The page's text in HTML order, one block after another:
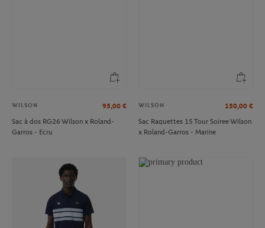
WILSON 95,00 €
Sac à dos RG26 Wilson x Roland-
Garros - Ecru
WILSON 150,00 €
Sac Raquettes 15 Tour Soiree Wilson
x Roland-Garros - Marine